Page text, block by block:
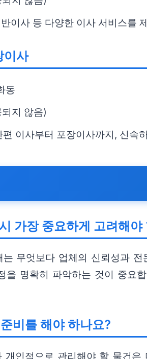
이사 등 다양한 이사 서비스를
이사
동
지 않음)
이사부터 포장이사까지, 신속
가장 중요하게 고려해
무엇보다 업체의 신뢰성과
을 명확히 파악하는 것이 중요
비를 해야 하나요?
인적으로 관리해야 할 물건